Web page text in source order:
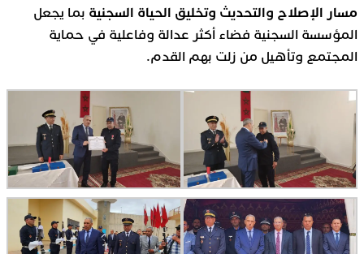
مسار الإصلاح والتحديث وتخليق الحياة السجنية بما يجعل
المؤسسة السجنية فضاء أكثر عدالة وفاعلية في حماية
المجتمع وتأهيل من زلت بهم القدم.